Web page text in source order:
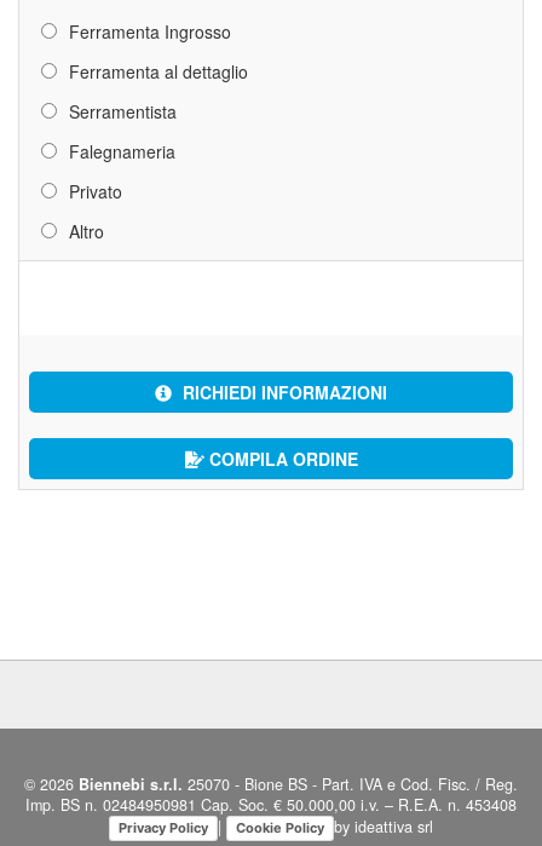
Ferramenta Ingrosso
Ferramenta al dettaglio
Serramentista
Falegnameria
Privato
Altro
RICHIEDI INFORMAZIONI
COMPILA ORDINE
© 2026 Biennebi s.r.l. 25070 - Bione BS - Part. IVA e Cod. Fisc. / Reg.
Imp. BS n. 02484950981 Cap. Soc. € 50.000,00 i.v. – R.E.A. n. 453408
Privacy Policy | Cookie Policy by ideattiva srl